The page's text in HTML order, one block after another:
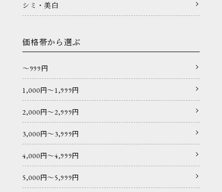
シミ・美白
価格帯から選ぶ
〜999円
1,000円〜1,999円
2,000円〜2,999円
3,000円〜3,999円
4,000円〜4,999円
5,000円〜5,999円